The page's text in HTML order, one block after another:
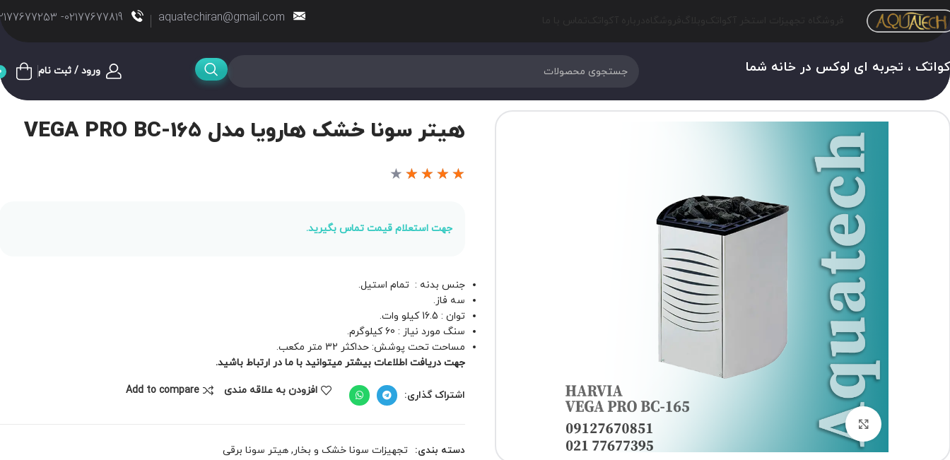
aquatechiran@gmail.com
02177677819- 02177677253
، تجربه ای لوکس در خانه شما ورود / ثبت نام
برای بزرگنمایی کلیک کنید
هیتر سونا خشک هارویا مدل VEGA PRO BC-165
★
★
★
★
★
جهت استعلام قیمت تماس بگیرید.
جنس بدنه : تمام استیل.
سه فاز.
توان : 16.5 کیلو وات.
سنگ مورد نیاز : 60 کیلوگرم.
مساحت تحت پوشش: حداکثر 32 متر مکعب.
جهت دریافت اطلاعات بیشتر میتوانید با ما در ارتباط باشید.
اشتراک گذاری: افزودن به علاقه مندی Add to compare
دسته بندی: تجهیزات سونا خشک و بخار, هیتر سونا برقی